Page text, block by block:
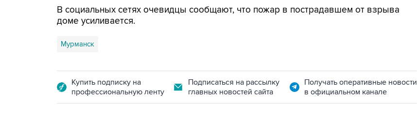
В социальных сетях очевидцы сообщают, что пожар в пострадавшем от взрыва
доме усиливается.
Мурманск
Купить подписку на
профессиональную ленту
Подписаться на рассылку
главных новостей сайта
Получать оперативные новости
в официальном канале